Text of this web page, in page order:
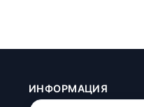
ИНФОРМАЦИЯ